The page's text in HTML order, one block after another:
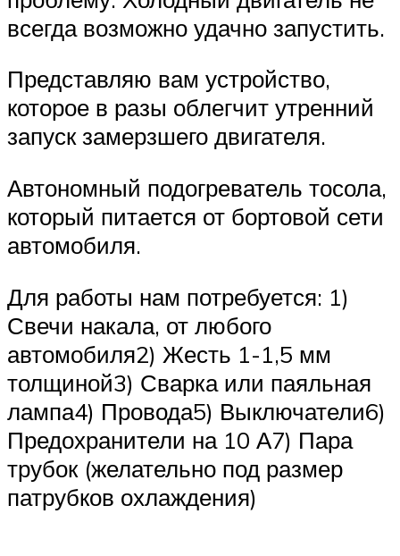
всегда возможно удачно запустить.
Представляю вам устройство,
которое в разы облегчит утренний
запуск замерзшего двигателя.
Автономный подогреватель тосола,
который питается от бортовой сети
автомобиля.
Для работы нам потребуется: 1)
Свечи накала, от любого
автомобиля2) Жесть 1-1,5 мм
толщиной3) Сварка или паяльная
лампа4) Провода5) Выключатели6)
Предохранители на 10 А7) Пара
трубок (желательно под размер
патрубков охлаждения)